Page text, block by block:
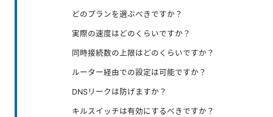
どのプランを選ぶべきですか？
実際の速度はどのくらいですか？
同時接続数の上限はどのくらいですか？
ルーター経由での設定は可能ですか？
DNSリークは防げますか？
キルスイッチは有効にするべきですか？